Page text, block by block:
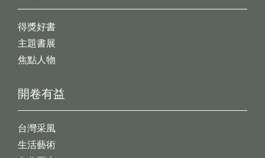
開卷有益
台灣采風
生活藝術
得獎好書
主題書展
焦點人物